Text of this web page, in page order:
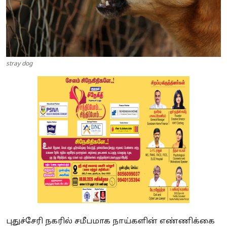
stray dog
புதுச்சேரி நகரில் சமீபமாக நாய்களின் எண்ணிக்கை